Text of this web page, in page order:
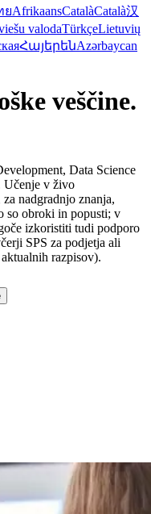
ยAfrikaansCatalàCatalà汉
valodaTürkçeLietuvių
ՀայերենAzərbaycan
veščine.
Data Science
v živo
nadgradnjo znanja,
so obroki in popusti; v
izkoristiti tudi podporo
SPS za podjetja ali
razpisov).